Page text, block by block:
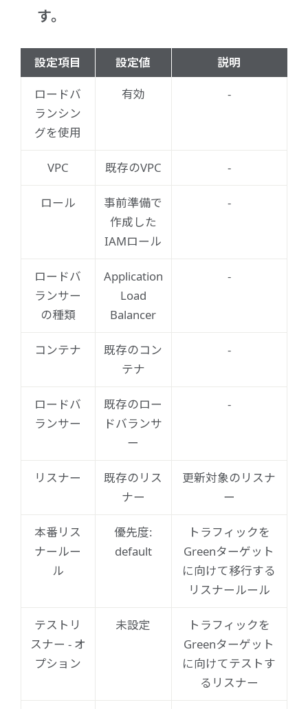
す。
設定項目 設定値
説明
ロードバ
ランシン
グを使用
有効 -
VPC 既存のVPC -
ロール
事前準備で
作成した
IAMロール
-
ロードバ
ランサー
の種類
Application
Load
Balancer
-
コンテナ
既存のコン
テナ
-
ロードバ
ランサー
既存のロー
ドバランサ
ー
-
リスナー
既存のリス
ナー
更新対象のリスナ
ー
本番リス
ナールー
ル
優先度:
default
トラフィックを
Greenターゲット
に向けて移行する
リスナールール
テストリ
スナー - オ
プション
未設定
トラフィックを
Greenターゲット
に向けてテストす
るリスナー